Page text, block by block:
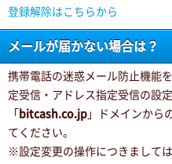
登録解除はこちらから
メールが届かない場合は？
携帯電話の迷惑メール防止機能
定受信・アドレス指定受信の設
「 bitcash.co.jp 」ドメインから
てください。
※設定変更の操作につきまして